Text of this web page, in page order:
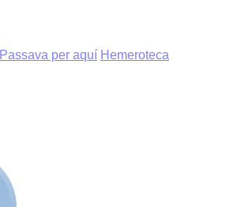
Passava per aquí Hemeroteca